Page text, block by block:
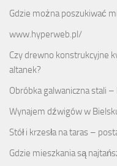
Gdzie można poszukiwać
www.hyperweb.pl/
Czy drewno konstrukcyjne
altanek?
Obróbka galwaniczna stali
Wynajem dźwigów w
Stół i krzesła na taras –
Gdzie mieszkania są